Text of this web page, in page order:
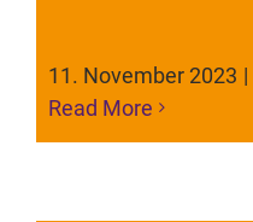
11. November 2023 |
Read More